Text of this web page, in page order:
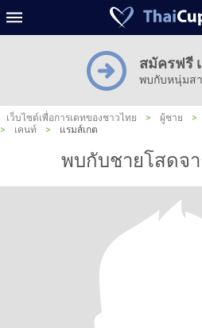
สมัครฟรี
พบกับหนุ่มส
เว็บไซต์เพื่อการเดทของชาวไทย > ผู้ชาย >
>
เคนท์ > แรมส์เกต
พบกับชายโสดจ